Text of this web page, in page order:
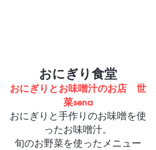
おにぎり食堂
おにぎりとお味噌汁のお店 世
菜sena
おにぎりと手作りのお味噌を使
ったお味噌汁。
旬のお野菜を使ったメニュー